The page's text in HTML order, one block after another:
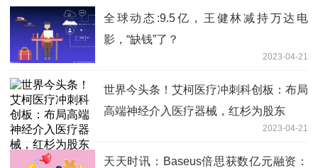
全球动态:9.5亿，王健林减持万达电
影，“缺钱”了？
2023-04-21
世界今头条！艾柯医疗冲刺科创板：布局
高端神经介入医疗器械，红杉为股东
2023-04-21
天天时讯：Baseus倍思获数亿元融资：